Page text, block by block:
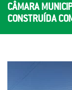
CÂMARA
CONSTRUÍDA